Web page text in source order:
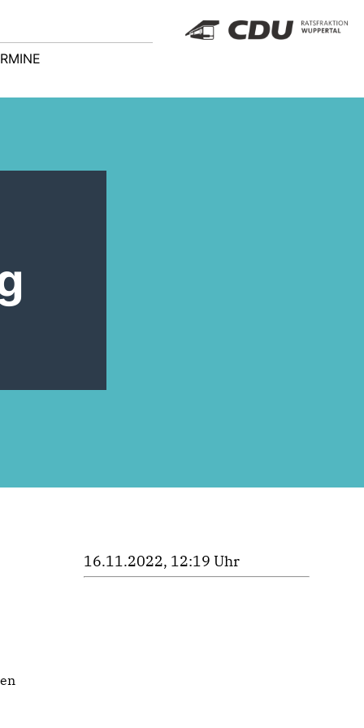
16.11.2022, 12:19 Uhr